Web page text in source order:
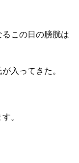
この日の膀胱は
入ってきた。
。